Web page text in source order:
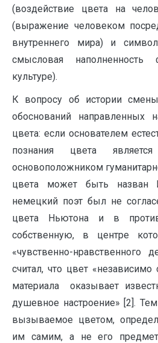
(воздействие цвета на
(выражение человеком
внутреннего мира) и
смысловая
культуре).
К вопросу об истории
обоснований направленных
цвета: если основателем
познания цвета
основоположником
цвета может быть назван
немецкий поэт был не
цвета Ньютона и в
собственную, в центре
«чувственно-нравственного
считал, что цвет
материала оказывает
душевное настроение» [2].
вызываемое цветом,
им самим, а не его